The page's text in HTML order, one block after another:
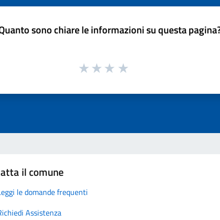
sono chiare le informazioni su questa
il comune
le domande frequenti
Assistenza